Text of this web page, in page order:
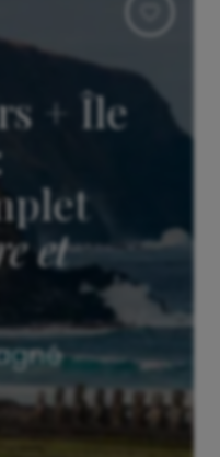
+ Île
et